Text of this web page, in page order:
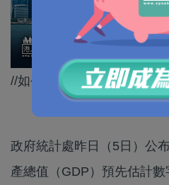
//如今世界戰亂不斷，好彩
政府統計處昨日（5日）公
產總值（GDP）預先估計